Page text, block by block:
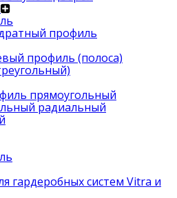
профиль
профиль (полоса)
прямоугольный
радиальный
гардеробных систем Vitra и